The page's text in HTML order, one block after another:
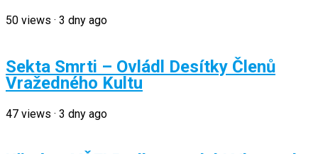
50 views · 3 dny ago
Sekta Smrti – Ovládl Desítky Členů
Vražedného Kultu
47 views · 3 dny ago